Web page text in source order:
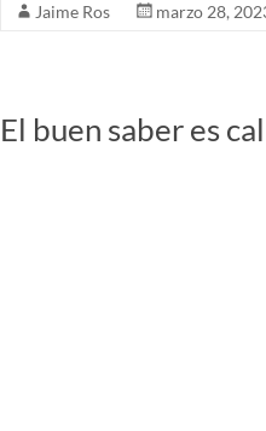
Jaime Ros marzo 28,
El buen saber es